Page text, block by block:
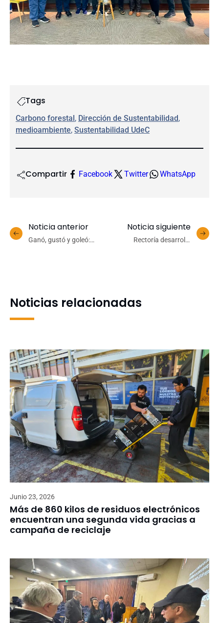
Tags
Carbono forestal , Dirección de Sustentabilidad
medioambiente, Sustentabilidad UdeC
Compartir Facebook Twitter WhatsApp
Noticia anterior
Ganó, gustó y goleó:
Noticia siguiente
Rectoría desarrolla
Noticias relacionadas
Junio 23, 2026
Más de 860 kilos de residuos electrónicos
encuentran una segunda vida gracias a
campaña de reciclaje